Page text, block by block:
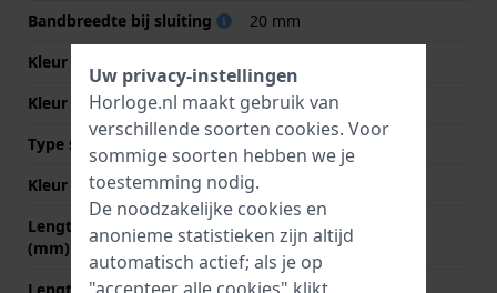
Bandbreedte bij sluiting
20 mm
Kleur Band
Kleur stiksel
Zwart
Type sluiting
Kleur sluiting
Zilver
Lengte band op 12 uur
(mm)
80 mm
Uw privacy-instellingen
Horloge.nl maakt gebruik van
verschillende soorten cookies. Voor
sommige soorten hebben we je
toestemming nodig.
De noodzakelijke cookies en
anonieme statistieken zijn altijd
automatisch actief; als je op
"accepteer alle cookies" klikt,